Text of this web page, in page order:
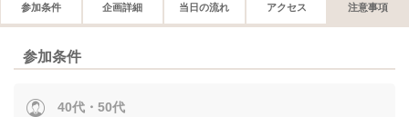
参加条件 企画詳細 当日の流れ アクセス 注意事項
参加条件
40代・50代